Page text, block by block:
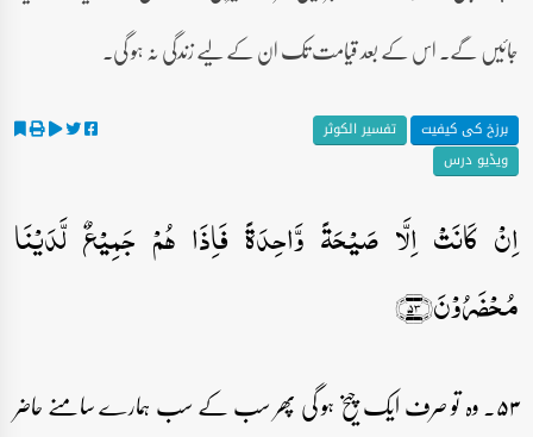
جائیں گے۔ اس کے بعد قیامت تک ان کے لیے زندگی نہ ہو گی۔
برزخ کی کیفیت
تفسیر الکوثر
ویڈیو درس
اِنۡ کَانَتۡ اِلَّا صَیۡحَۃً وَّاحِدَۃً فَاِذَا ہُمۡ جَمِیۡعٌ لَّدَیۡنَا
مُحۡضَرُوۡنَ﴿۵۳﴾
۵۳۔ وہ تو صرف ایک چیخ ہو گی پھر سب کے سب ہمارے سامنے حاضر